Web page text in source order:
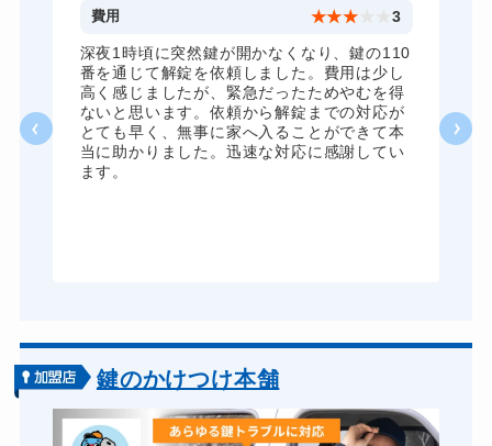
費用 ★★★ 3
深夜1時頃に突然鍵が開かなくなり、鍵の110
番を通じて解錠を依頼しました。費用は少し
高く感じましたが、緊急だったためやむを得
ないと思います。依頼から解錠までの対応が
とても早く、無事に家へ入ることができて本
当に助かりました。迅速な対応に感謝してい
ます。
鍵のかけつけ本舗